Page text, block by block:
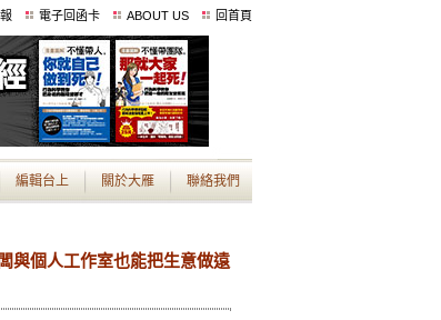
電子回函卡 ABOUT US 回首頁
編輯台上 關於大雁 聯絡我們
與個人工作室也能把生意做遠